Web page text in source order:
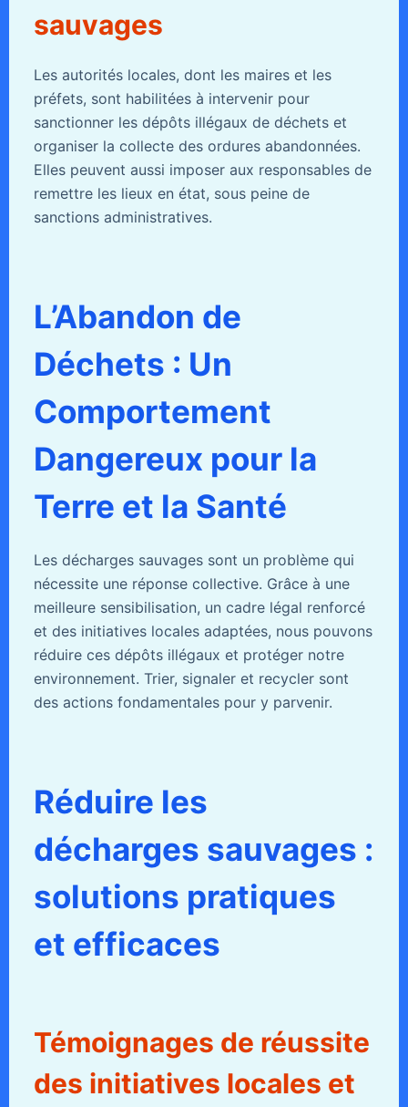
sauvages
Les autorités locales, dont les maires et les
préfets, sont habilitées à intervenir pour
sanctionner les dépôts illégaux de déchets et
organiser la collecte des ordures abandonnées.
Elles peuvent aussi imposer aux responsables de
remettre les lieux en état, sous peine de
sanctions administratives.
L’Abandon de
Déchets : Un
Comportement
Dangereux pour la
Terre et la Santé
Les décharges sauvages sont un problème qui
nécessite une réponse collective. Grâce à une
meilleure sensibilisation, un cadre légal renforcé
et des initiatives locales adaptées, nous pouvons
réduire ces dépôts illégaux et protéger notre
environnement. Trier, signaler et recycler sont
des actions fondamentales pour y parvenir.
Réduire les
décharges sauvages :
solutions pratiques
et efficaces
Témoignages de réussite
des initiatives locales et